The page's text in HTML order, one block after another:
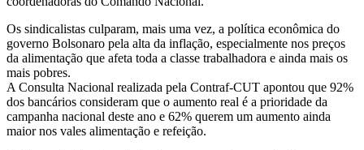
Os sindicalistas culparam, mais uma vez, a política econômica do
governo Bolsonaro pela alta da inflação, especialmente nos preços
da alimentação que afeta toda a classe trabalhadora e ainda mais os
mais pobres.
A Consulta Nacional realizada pela Contraf-CUT apontou que 92%
dos bancários consideram que o aumento real é a prioridade da
campanha nacional deste ano e 62% querem um aumento ainda
maior nos vales alimentação e refeição.